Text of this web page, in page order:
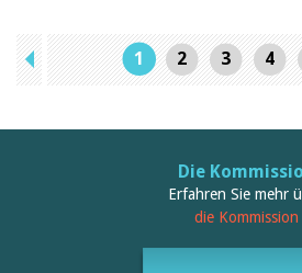
1 2 3 4
Die
Erfahren Sie mehr
die Kommission